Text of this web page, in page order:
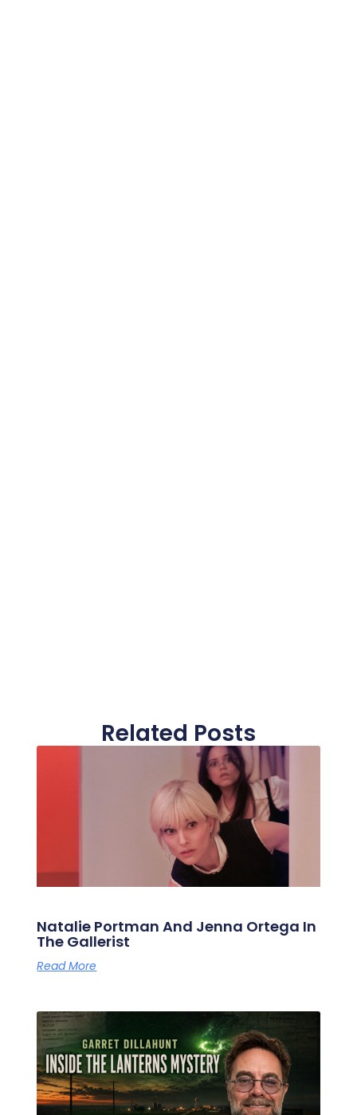
Related Posts
Natalie Portman And Jenna Ortega In
The Gallerist
Read More